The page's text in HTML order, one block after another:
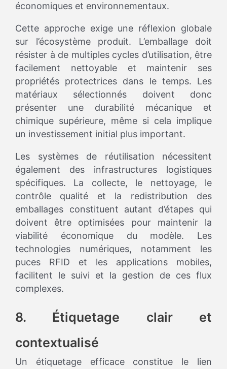
économiques et environnementaux.
Cette approche exige une réflexion globale
sur l’écosystème produit. L’emballage doit
résister à de multiples cycles d’utilisation, être
facilement nettoyable et maintenir ses
propriétés protectrices dans le temps. Les
matériaux sélectionnés doivent donc
présenter une durabilité mécanique et
chimique supérieure, même si cela implique
un investissement initial plus important.
Les systèmes de réutilisation nécessitent
également des infrastructures logistiques
spécifiques. La collecte, le nettoyage, le
contrôle qualité et la redistribution des
emballages constituent autant d’étapes qui
doivent être optimisées pour maintenir la
viabilité économique du modèle. Les
technologies numériques, notamment les
puces RFID et les applications mobiles,
facilitent le suivi et la gestion de ces flux
complexes.
8. Étiquetage clair et
contextualisé
Un étiquetage efficace constitue le lien